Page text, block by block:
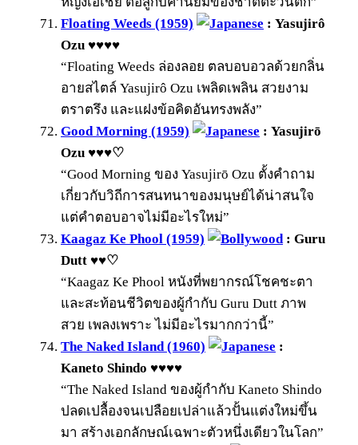
Floating Weeds (1959)
: Yasujirô
Ozu ♥♥♥♥
“Floating Weeds ล่องลอย ตลบอบอวลด้วยกลิ่น
อายสไตล์ Yasujirô Ozu เพลิดเพลิน สวยงาม
ตราตรึง และแฝงข้อคิดอันทรงพลัง”
Good Morning (1959)
: Yasujirō
Ozu ♥♥♥♡
“Good Morning ของ Yasujirō Ozu ตั้งคำถาม
เกี่ยวกับวิถีการสนทนาของมนุษย์ได้น่าสนใจ
แต่คำตอบอาจไม่มีอะไรใหม่”
Kaagaz Ke Phool (1959)
: Guru
Dutt ♥♥♡
“Kaagaz Ke Phool หนังที่พยากรณ์โชคชะตา
และสะท้อนชีวิตของผู้กำกับ Guru Dutt ภาพ
สวย เพลงเพราะ ไม่มีอะไรมากกว่านี้”
The Naked Island (1960)
:
Kaneto Shindo ♥♥♥♥
“The Naked Island ของผู้กำกับ Kaneto Shindo
ปลดเปลื้องจนเปลือยเปล่าแล้วปั้นแต่งใหม่ขึ้น
มา สร้างเอกลักษณ์เฉพาะตัวหนึ่งเดียวในโลก”